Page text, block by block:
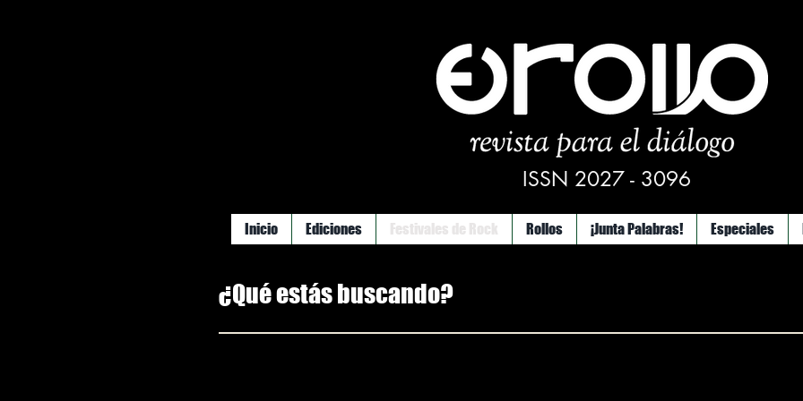
ISSN 2027 - 3096
Inicio Ediciones Festivales de Rock Rollos ¡Junta Palabras! Especiales